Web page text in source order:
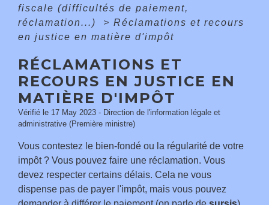
fiscale (difficultés de paiement,
réclamation...)
> Réclamations et recours
en justice en matière d'impôt
RÉCLAMATIONS ET
RECOURS EN JUSTICE EN
MATIÈRE D'IMPÔT
Vérifié le 17 May 2023 - Direction de l'information légale et
administrative (Première ministre)
Vous contestez le bien-fondé ou la régularité de votre
impôt ? Vous pouvez faire une réclamation. Vous
devez respecter certains délais. Cela ne vous
dispense pas de payer l'impôt, mais vous pouvez